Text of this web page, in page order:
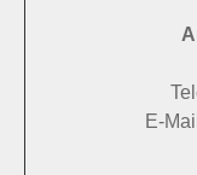
E-